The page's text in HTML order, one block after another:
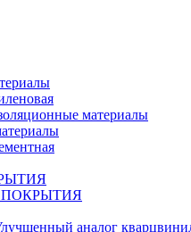
материалы
аналог